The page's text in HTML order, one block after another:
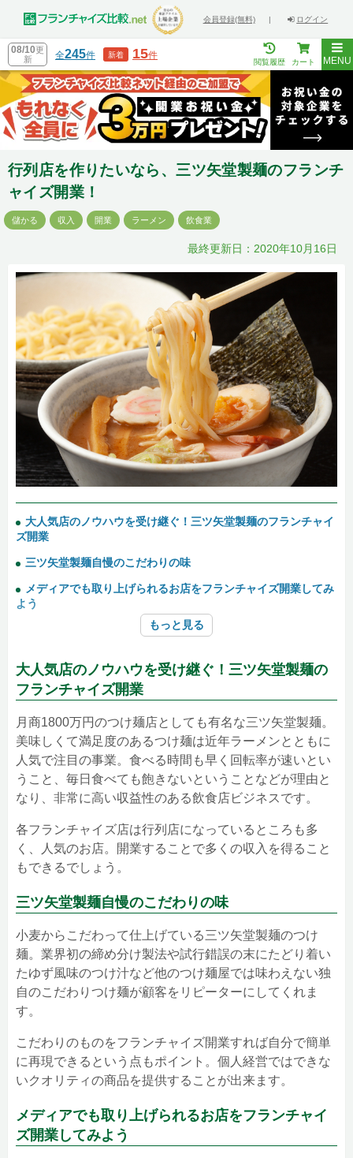
会員登録(無料) | ログイン
08/10更
新
全245件 新着 15件
閲覧履歴 カート MENU
行列店を作りたいなら、三ツ矢堂製麺のフランチ
ャイズ開業！
儲かる 収入 開業 ラーメン 飲食業
最終更新日：2020年10月16日
大人気店のノウハウを受け継ぐ！三ツ矢堂製麺のフランチャイ
ズ開業
三ツ矢堂製麺自慢のこだわりの味
メディアでも取り上げられるお店をフランチャイズ開業してみ
よう
もっと見る
大人気店のノウハウを受け継ぐ！三ツ矢堂製麺の
フランチャイズ開業
月商1800万円のつけ麺店としても有名な三ツ矢堂製麺。
美味しくて満足度のあるつけ麺は近年ラーメンとともに
人気で注目の事業。食べる時間も早く回転率が速いとい
うこと、毎日食べても飽きないということなどが理由と
なり、非常に高い収益性のある飲食店ビジネスです。
各フランチャイズ店は行列店になっているところも多
く、人気のお店。開業することで多くの収入を得ること
もできるでしょう。
三ツ矢堂製麺自慢のこだわりの味
小麦からこだわって仕上げている三ツ矢堂製麺のつけ
麺。業界初の締め分け製法や試行錯誤の末にたどり着い
たゆず風味のつけ汁など他のつけ麺屋では味わえない独
自のこだわりつけ麺が顧客をリピーターにしてくれま
す。
こだわりのものをフランチャイズ開業すれば自分で簡単
に再現できるという点もポイント。個人経営ではできな
いクオリティの商品を提供することが出来ます。
メディアでも取り上げられるお店をフランチャイ
ズ開業してみよう